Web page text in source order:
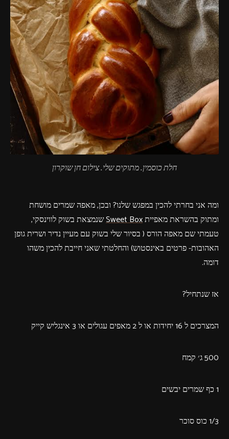
חלת כוסמין. מתוקים שלי. צילום חן שוקרון
ומה אני בחרתי להכין במפגש שלנו? ובכן, מאפה שמרים מושחת
ומתוק בהשראת מאפייתSweet Boxשנמצאת בשוק לווינסקי,
טעמתי שם מאפה הורס ( בסיור שלי בשוק עם מעיין נדיר ושרית גופן
האהובות- פרטים באינסטוש) והחלטתי שאני חייבת להכין משהו
דומה.
אז שנתחיל?
המצרכים ל 16 יחידות או ל 2 מאפים עגולים או 3 אינגליש קייק
500 ג׳ קמח
1 כף שמרים יבשים
1/3 כוס סוכר